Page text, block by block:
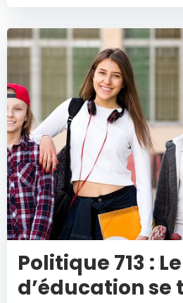
Politique 713 :
d’éducation se